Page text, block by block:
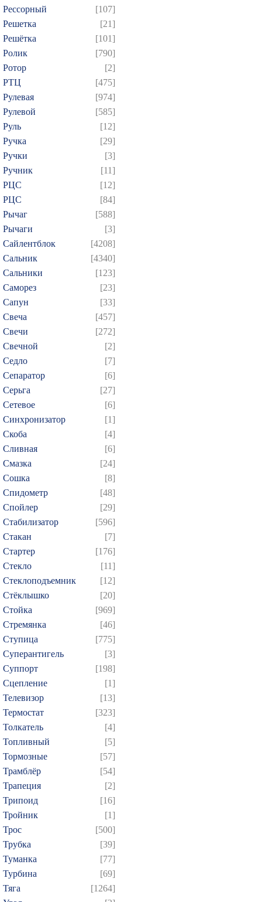
Рессорный
[107]
Решетка
[21]
Решётка
[101]
Ролик
[790]
Ротор
[2]
РТЦ
[475]
Рулевая
[974]
Рулевой
[585]
Руль
[12]
Ручка
[29]
Ручки
[3]
Ручник
[11]
РЦC
[12]
РЦС
[84]
Рычаг
[588]
Рычаги
[3]
Сайлентблок
[4208]
Сальник
[4340]
Сальники
[123]
Саморез
[23]
Сапун
[33]
Свеча
[457]
Свечи
[272]
Свечной
[2]
Седло
[7]
Сепаратор
[6]
Серьга
[27]
Сетевое
[6]
Синхронизатор
[1]
Скоба
[4]
Сливная
[6]
Смазка
[24]
Сошка
[8]
Спидометр
[48]
Спойлер
[29]
Стабилизатор
[596]
Стакан
[7]
Стартер
[176]
Стекло
[11]
Стеклоподъемник
[12]
Стёклышко
[20]
Стойка
[969]
Стремянка
[46]
Ступица
[775]
Суперантигель
[3]
Суппорт
[198]
Сцепление
[1]
Телевизор
[13]
Термостат
[323]
Толкатель
[4]
Топливный
[5]
Тормозные
[57]
Трамблёр
[54]
Трапеция
[2]
Трипоид
[16]
Тройник
[1]
Трос
[500]
Трубка
[39]
Туманка
[77]
Турбина
[69]
Тяга
[1264]